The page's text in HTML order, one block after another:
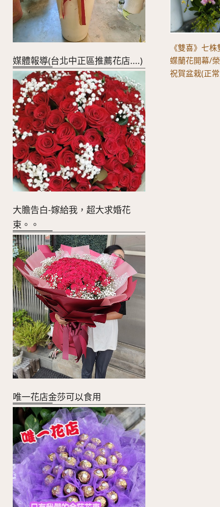
媒體報導(台北中正區推薦花店....)
大膽告白-嫁給我，超大求婚花
束。。
唯一花店金莎可以食用
《雙喜》七
蝶蘭花開幕/
祝賀盆栽(正